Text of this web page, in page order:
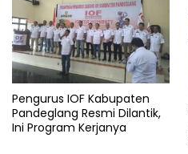
Pengurus IOF Kabupaten
Pandeglang Resmi Dilantik,
Ini Program Kerjanya